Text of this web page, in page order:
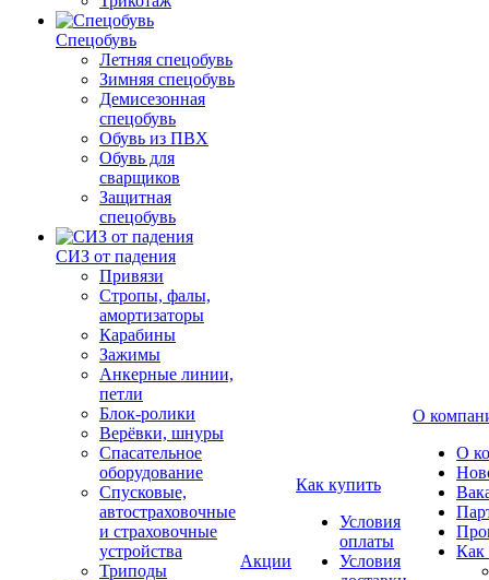
Спецобувь
Летняя спецобувь
Зимняя спецобувь
Демисезонная
спецобувь
Обувь из ПВХ
Обувь для
сварщиков
Защитная
спецобувь
СИЗ от падения
Привязи
Стропы, фалы,
амортизаторы
Карабины
Зажимы
Анкерные линии,
петли
Блок-ролики
Верёвки, шнуры
Спасательное
оборудование
Спусковые,
автостраховочные
и страховочные
устройства
Триподы
Акции
Как купить
Условия
оплаты
Условия
О
О
Как